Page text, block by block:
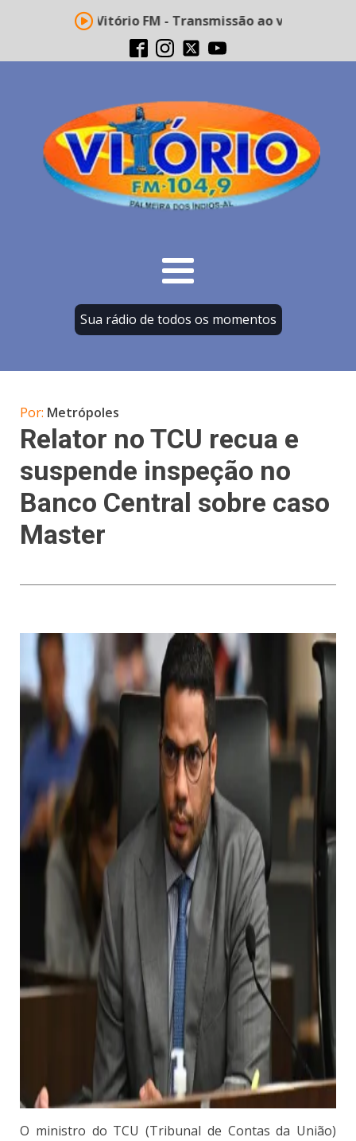
Rádio Vitório FM - Transmissão ao vivo
Sua rádio de todos os momentos
Por: Metrópoles
Relator no TCU recua e
suspende inspeção no
Banco Central sobre caso
Master
O ministro do TCU (Tribunal de Contas da União)